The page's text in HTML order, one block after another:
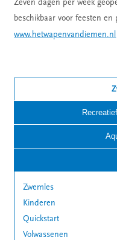
Zeven dagen per week
beschikbaar voor feesten
www.hetwapenvandiemen.nl
Zwemles
Kinderen
Quickstart
Volwassenen